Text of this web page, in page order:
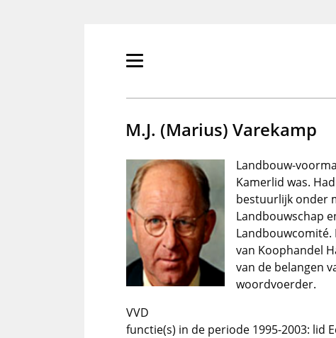
Primair
tonen/verbergen
M.J. (Marius) Varekamp
Landbouw-
Kamerlid was.
bestuurlijk onder
Landbouwschap
Landbouwcomité.
van Koophandel
van de belangen
woordvoerder.
VVD
functie(s) in de periode 1995-2003: lid